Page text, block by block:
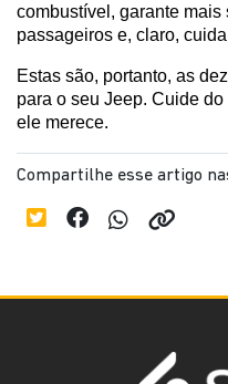
combustível, garante
passageiros e, claro,
Estas são, portanto, as
para o seu Jeep. Cuide
ele merece.
Compartilhe esse artigo